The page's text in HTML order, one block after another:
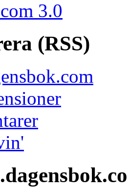
3.0
(RSS)